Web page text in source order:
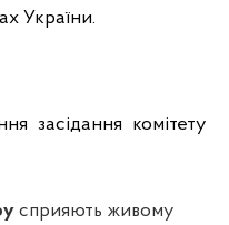
України.
засідання комітету
сприяють живому